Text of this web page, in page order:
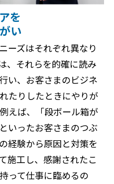
を
い
ーズはそれぞれ異なり
、それらを的確に読み
い、お客さまのビジネ
たりしたときにやりが
えば、「段ボール箱が
いったお客さまのつぶ
経験から原因と対策を
施工し、感謝されたこ
って仕事に臨めるの